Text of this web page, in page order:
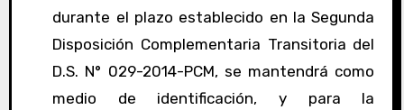
durante el plazo establecido en la Segunda
Disposición Complementaria Transitoria del
D.S. N° 029-2014-PCM, se mantendrá como
medio de identificación, y para la